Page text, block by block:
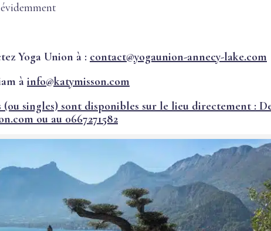
Yoga Union à : contact@yogaunion-annecy-lake.com
à info@katymisson.com
singles) sont disponibles sur le lieu directement :
ou au 0667271582